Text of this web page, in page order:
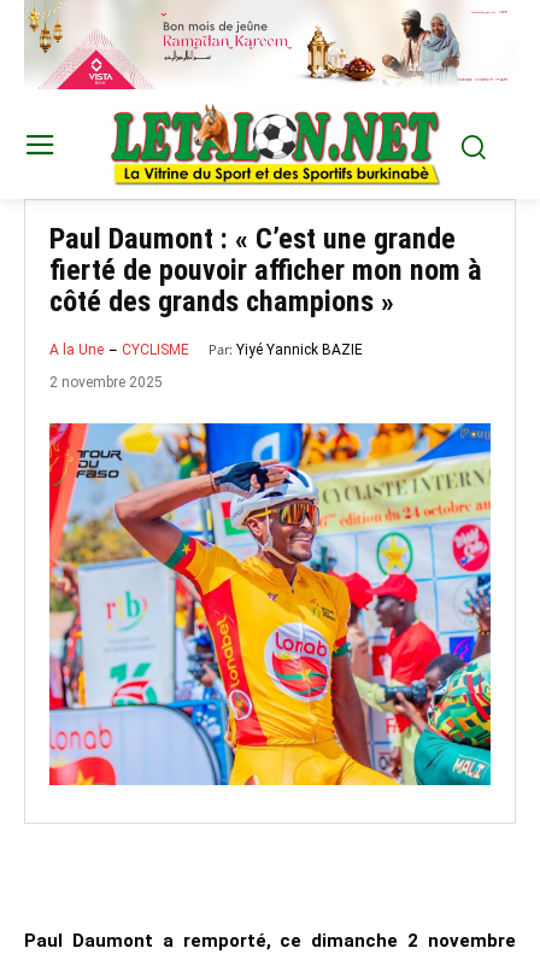
Paul Daumont : « C’est une grande
fierté de pouvoir afficher mon nom à
côté des grands champions »
A la Une CYCLISME Par: Yiyé Yannick BAZIE
2 novembre 2025
Paul Daumont a remporté, ce dimanche 2 novembre